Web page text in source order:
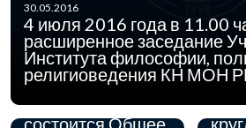
30.05.2016
4 июля 2016 года в 11.00
расширенное заседание
Института философии,
религиоведения КН МОН
03.05.2016
04 мая 2016 года
в 11.00 часов
состоится Общее
МОН